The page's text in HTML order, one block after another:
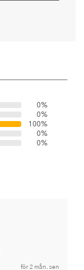
0%
0%
100%
0%
0%
för 2 mån. sen